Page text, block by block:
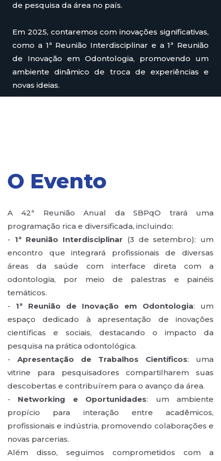
de pesquisa da área no país.
Em 2025, contaremos com inovações significativas,
como a 1ª Reunião Interdisciplinar e a 1ª Reunião
de Inovação em Odontologia, promovendo um
ambiente dinâmico de troca de experiências e
novas ideias.
O Evento
A 42ª Reunião Anual da SBPqO trará uma
programação rica e diversificada, incluindo:
- 1ª Reunião Interdisciplinar (3 de setembro): um
encontro que integrará profissionais de diversas
áreas da saúde com interface direta com a
odontologia, por meio de palestras e painéis
temáticos.
- 1ª Reunião de Inovação em Odontologia: um
espaço dedicado à apresentação de inovações
científicas e sociais, destacando o impacto da
pesquisa na prática odontológica.
- Apresentação de Trabalhos Científicos: uma
vitrine para pesquisadores compartilharem suas
descobertas e contribuírem para o avanço da área.
- Networking e Oportunidades: um ambiente
propício para interação entre acadêmicos,
profissionais e indústria, promovendo colaborações e
novas parcerias.
Além disso, seguimos comprometidos com a